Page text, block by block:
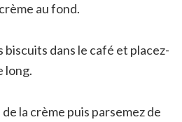
au fond.
biscuits dans le café et placez-
long.
la crème puis parsemez de